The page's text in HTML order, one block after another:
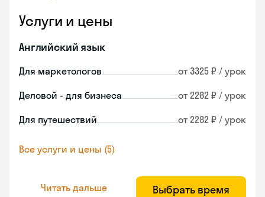
Услуги и цены
Английский язык
Для маркетологов от 3325 ₽ / урок
Деловой - для бизнеса от 2282 ₽ / урок
Для путешествий от 2282 ₽ / урок
Все услуги и цены (5)
Читать дальше Выбрать время